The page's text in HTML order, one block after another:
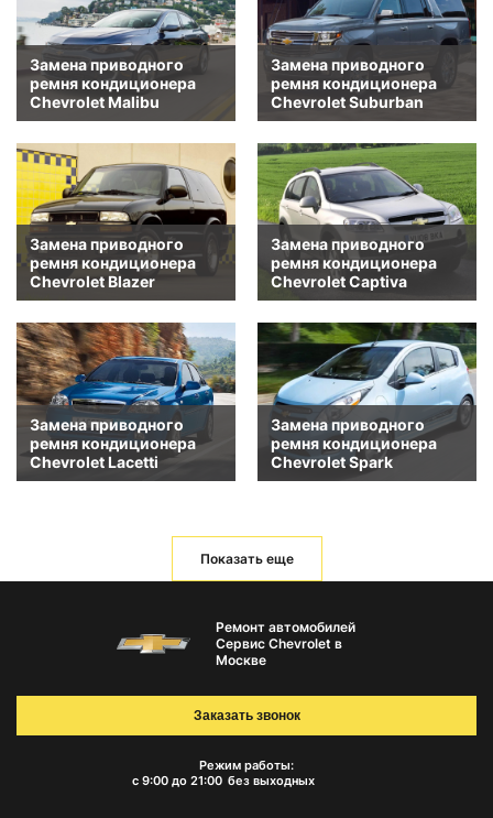
Замена приводного
ремня кондиционера
Chevrolet Malibu
Замена приводного
ремня кондиционера
Chevrolet Suburban
Замена приводного
ремня кондиционера
Chevrolet Blazer
Замена приводного
ремня кондиционера
Chevrolet Captiva
Замена приводного
ремня кондиционера
Chevrolet Lacetti
Замена приводного
ремня кондиционера
Chevrolet Spark
Показать еще
Ремонт автомобилей
Сервис Chevrolet в
Москве
Режим работы:
с 9:00 до 21:00 без выходных
Заказать звонок